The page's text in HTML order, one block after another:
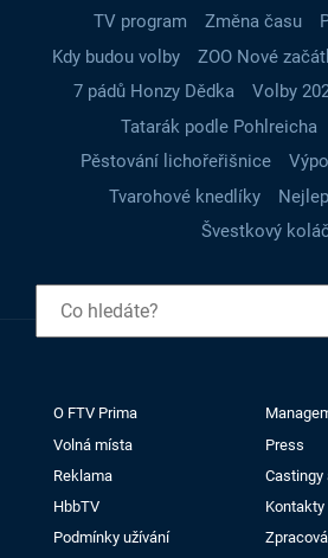
TV program
Změna času
Kdy budou volby
ZOO Nové
7 pádů Honzy Dědka
Volby
Tatarák podle Pohlreicha
Pěstování lichořeřišnice
Tvarohové knedlíky
Švestkový
O FTV Prima
Volná místa
Press
Reklama
Castingy
HbbTV
Kontakty
Podmínky užívání